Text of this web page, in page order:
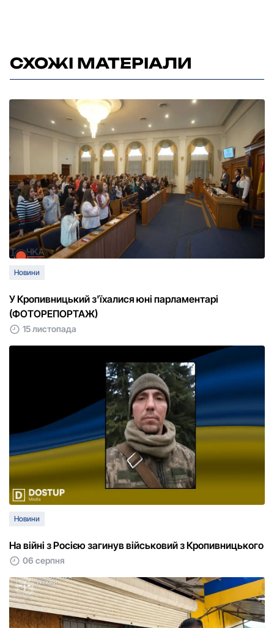
СХОЖІ МАТЕРІАЛИ
Новини
У Кропивницький з'їхалися юні парламентарі
(ФОТОРЕПОРТАЖ)
15 листопада
Новини
На війні з Росією загинув військовий з Кропивницького
06 серпня